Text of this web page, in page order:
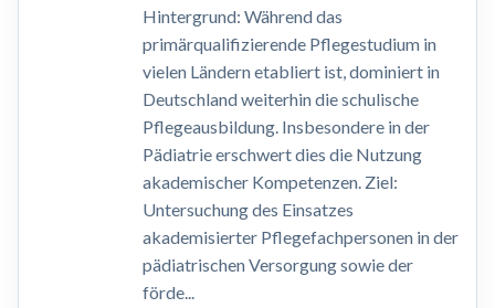
Hintergrund: Während das
primärqualifizierende Pflegestudium in
vielen Ländern etabliert ist, dominiert in
Deutschland weiterhin die schulische
Pflegeausbildung. Insbesondere in der
Pädiatrie erschwert dies die Nutzung
akademischer Kompetenzen. Ziel:
Untersuchung des Einsatzes
akademisierter Pflegefachpersonen in der
pädiatrischen Versorgung sowie der
förde...